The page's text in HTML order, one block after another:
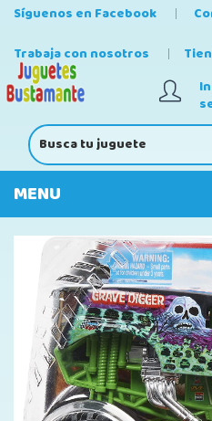
Síguenos en Facebook
Trabaja con nosotros